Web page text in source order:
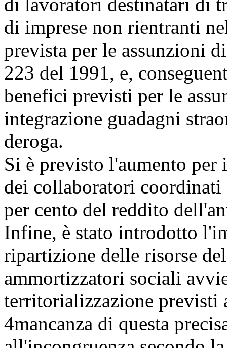
di imprese non rientranti
prevista per le assunzioni
223 del 1991, e,
benefici previsti per le
integrazione guadagni
deroga.
Si è previsto l'aumento
dei collaboratori
per cento del reddito
Infine, è stato introdotto
ripartizione delle risorse
ammortizzatori sociali
territorializzazione
4mancanza di questa